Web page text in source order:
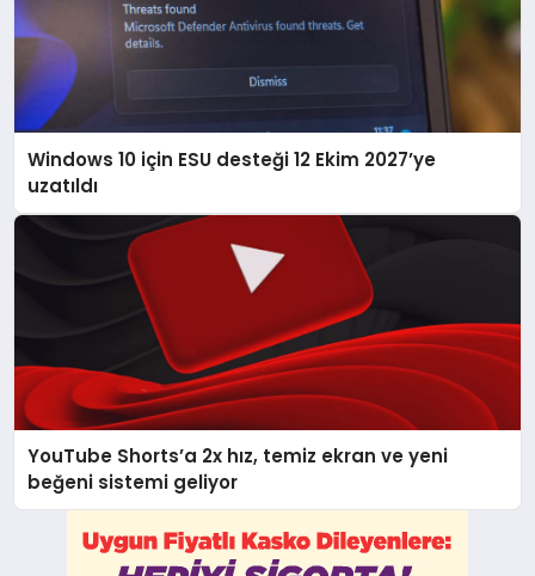
Windows 10 için ESU desteği 12 Ekim 2027’ye
uzatıldı
YouTube Shorts’a 2x hız, temiz ekran ve yeni
beğeni sistemi geliyor